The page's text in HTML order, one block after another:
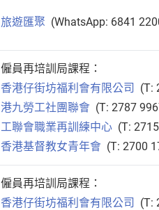
旅遊匯聚 (WhatsApp: 6841
僱員再培訓局課程：
香港仔街坊福利會有限公司
(T:
港九勞工社團聯會 (T: 2787
工聯會職業再訓練中心 (T:
香港基督教女青年會 (T: 2700
僱員再培訓局課程：
香港仔街坊福利會有限公司
(T: